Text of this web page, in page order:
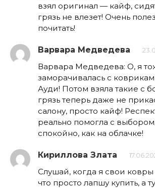
взял оригинал — кайф,
грязь не влезет! Очень
почитать!
Варвара Медведева
Варвара Медведева: О, я
заморачивалась с
Ауди! Потом взяла такие с
грязь теперь даже не
салону, просто кайф!
реально помогла с
спокойно, как на облачке!
Кириллова Злата
Слушай, когда я свои
что просто лапшу купить, а